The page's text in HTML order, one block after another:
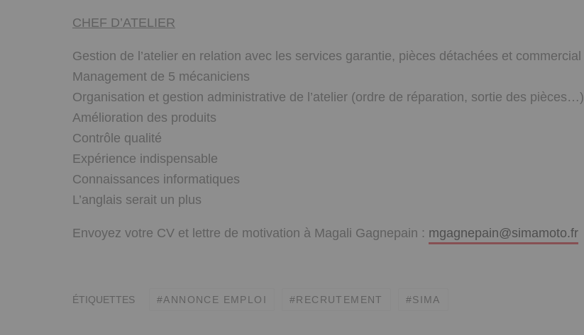
CHEF D’ATELIER
Gestion de l’atelier en relation avec les services garantie, pièces détachées et commercial
Management de 5 mécaniciens
Organisation et gestion administrative de l’atelier (ordre de réparation, sortie des pièces…)
Amélioration des produits
Contrôle qualité
Expérience indispensable
Connaissances informatiques
L’anglais serait un plus
Envoyez votre CV et lettre de motivation à Magali Gagnepain : mgagnepain@simamoto.fr
ÉTIQUETTES ANNONCE EMPLOI RECRUTEMENT SIMA